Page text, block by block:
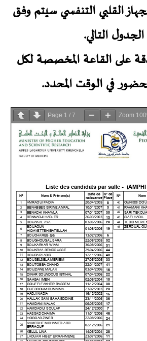
القلبي التنفسيسيتم وفق
الجدول التالي.
على القاعة المخصصة لكل
في الوقت المحدد.
Page 1 / 7 Zoom